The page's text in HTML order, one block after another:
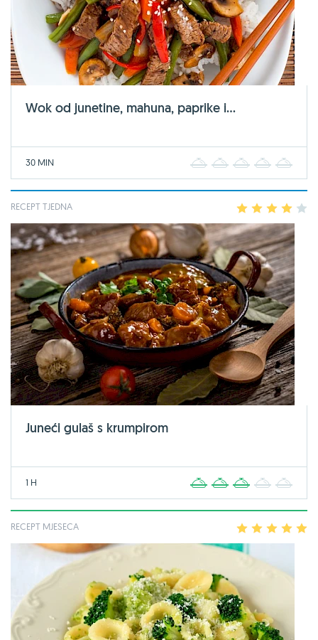
Wok od junetine, mahuna, paprike i...
30 MIN 2 3 4
RECEPT TJEDNA 2 3 4
Juneći gulaš s krumpirom
1 H 2 3 4
RECEPT MJESECA 2 3 4